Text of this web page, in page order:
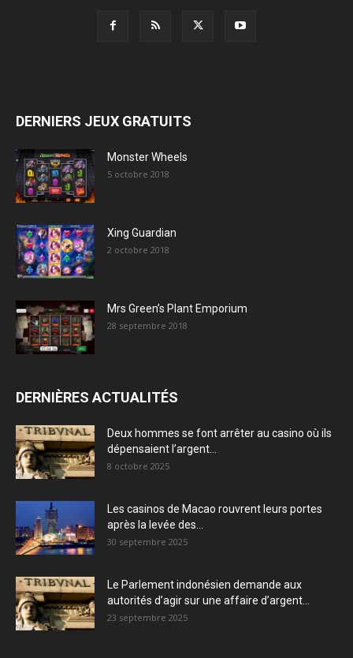
DERNIERS JEUX GRATUITS
Monster Wheels
5 octobre 2018
Xing Guardian
2 octobre 2018
Mrs Green’s Plant Emporium
28 septembre 2018
DERNIÈRES ACTUALITÉS
Deux hommes se font arrêter au casino où ils
dépensaient l’argent...
8 octobre 2025
Les casinos de Macao rouvrent leurs portes
après la levée des...
30 septembre 2025
Le Parlement indonésien demande aux
autorités d’agir sur une affaire d’argent...
23 septembre 2025